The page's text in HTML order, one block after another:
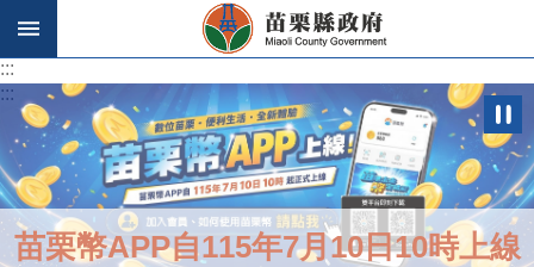
跳到主要內容區塊
:::
:::
苗栗幣APP自115年7月10日10時上線